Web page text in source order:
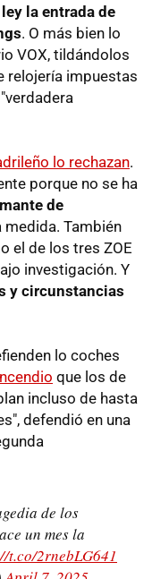
la entrada de
. O más bien lo
VOX, tildándolos
relojería impuestas
lo rechazan.
porque no se ha
de
También
el de los tres ZOE
investigación. Y
y circunstancias
lo coches
que los de
incluso de hasta
defendió en una
de los
un mes la
t.co/2rnebLG641